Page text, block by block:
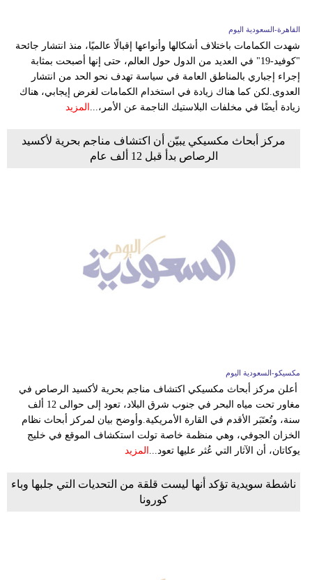
القاهرة-السعودية اليوم
شهدت الكمامات باختلاف أشكالها وأنواعها إقبالًا عالميًا، منذ انتشار جائحة
"كوفيد-19" في العديد من الدول حول العالم، حتى إنها أصبحت بمثابة
إجراء إجباري بالمناطق العامة في سياسة تهدف نحو الحد من انتشار
العدوى.لكن كما هناك زيادة في استخدام الكمامات لغرض إيجابي، هناك
زيادة أيضًا في مخلفات البلاستيك الناجمة عن الأمر،... المزيد
مركز أبحاث مكسيكي يبيّن أن اكتشاف مناجم بحرية لأكسيد
الرصاص بدأ قبل 12 ألف عام
مكسيكو-السعودية اليوم
أعلن مركز أبحاث مكسيكي اكتشاف مناجم بحرية لأكسيد الرصاص في
مغاور تحت مياه البحر في جنوب شرق البلاد، تعود إلى حوالى 12 ألف
سنة، وتُعتَبَر الأقدم في القارة الأمريكية.وأوضح بيان لمركز أبحاث نظام
الخزان الجوفي، وهي منظمة خاصة تولت استكشاف الموقع في خليج
يوكاتان، أن الآثار التي عُثر عليها تعود... المزيد
ناشطة سويدية تؤكد أنها ليست قلقة من التحديات التي جلبها وباء
كورونا